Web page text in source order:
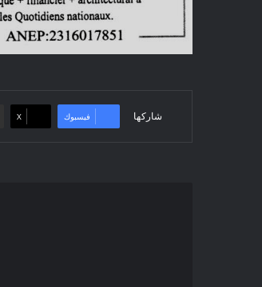
شاركها فيسبوك ‫X